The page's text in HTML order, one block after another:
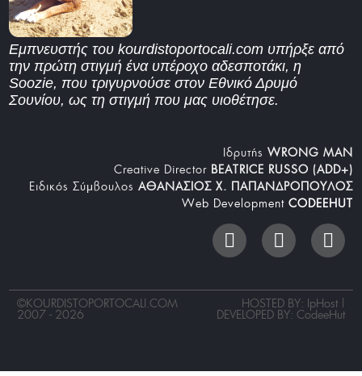
Εμπνευστής του kourdistoportocali.com υπήρξε από
την πρώτη στιγμή ένα υπέροχο αδεσποτάκι, η
Soozie, που τριγυρνούσε στον Εθνικό Δρυμό
Σουνίου, ως τη στιγμή που μας υιοθέτησε.
Iδρυτής WRONG MAN
Creative Director BEATRICE RUSSO (ADD+)
Ειδικός Σύμβουλος ΑΘΑΝΑΣΙΟΣ Χ. ΠΑΠΑΝΔΡΟΠΟΥΛΟΣ
Web Development CODEEHUT
©KOURDISTOPORTOCALI.COM
2007 - 2026
HOSTED BY: IpHost |
DEVELOPED BY: CodeeHut